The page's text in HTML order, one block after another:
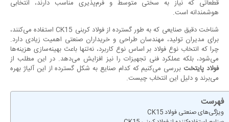
قطعاتی که نیاز به سختی متوسط و فرم‌پذیری مناسب دارند، انتخابی
هوشمندانه است.
شناخت دقیق صنایعی که به طور گسترده از فولاد کربنی CK15 استفاده می‌کنند،
برای مدیران تولید، مهندسان طراحی و خریداران صنعتی اهمیت زیادی دارد.
چرا که انتخاب نوع فولاد بر اساس نوع کاربرد، نه‌تنها باعث بهینه‌سازی هزینه‌ها
می‌شود، بلکه عملکرد فنی تجهیزات را نیز افزایش می‌دهد. در این مطلب از
فولاد پایتخت بررسی می‌کنیم که کدام صنایع به شکل گسترده از این آلیاژ بهره
می‌برند و دلیل این انتخاب چیست.
فهرست
ویژگی‌های صنعتی فولاد CK15